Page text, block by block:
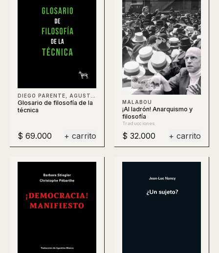
Glosario de filosofía de la
técnica
$ 69.000 + carrito
MALABOU
¡Al ladrón! Anarquismo y
filosofía
Traducciones
$ 32.000 + carrito